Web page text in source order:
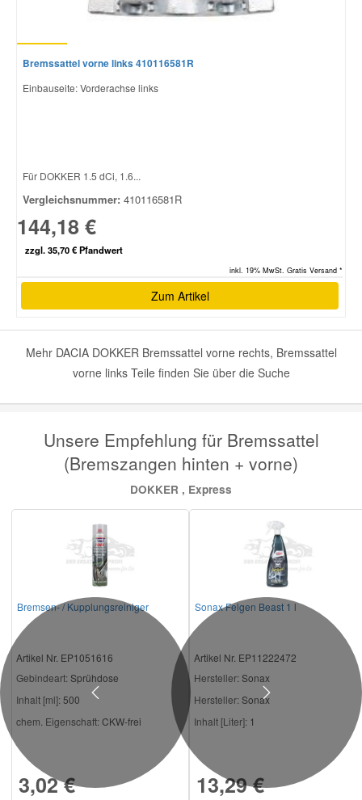
Bremssattel vorne links 410116581R
Einbauseite: Vorderachse links
Für DOKKER 1.5 dCi, 1.6...
Vergleichsnummer: 410116581R
144,18 €
zzgl. 35,70 € Pfandwert
inkl. 19% MwSt. Gratis Versand *
Zum Artikel
Mehr DACIA DOKKER Bremssattel vorne rechts, Bremssattel
vorne links Teile finden Sie über die Suche
Unsere Empfehlung für Bremssattel
(Bremszangen hinten + vorne)
DOKKER , Express
Bremsen- / Kupplungsreiniger
Artikel Nr. EP1051616
Gebindeart: Sprühdose
Inhalt [ml]: 500
chem. Eigenschaft: CKW-frei
3,02 €
Sonax Felgen Beast 1 l
Artikel Nr. EP11222472
Hersteller: Sonax
Hersteller: Sonax
Inhalt [Liter]: 1
13,29 €
Previous Next